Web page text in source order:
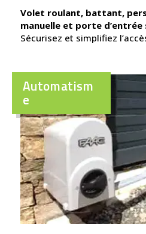
Volet roulant, battant,
manuelle et porte
Sécurisez et simplifiez
Automatism
e